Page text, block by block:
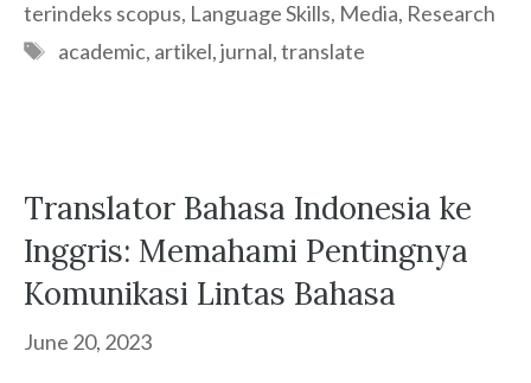
terindeks scopus, Language Skills, Media, Research
Tags
academic, artikel,jurnal,translate
Translator Bahasa Indonesia ke
Inggris: Memahami Pentingnya
Komunikasi Lintas Bahasa
June 20, 2023